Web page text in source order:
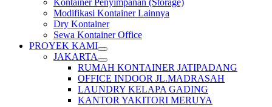
Kontainer Penyimpanan (Storage)
Modifikasi Kontainer Lainnya
Dry Kontainer
Sewa Kontainer Office
PROYEK KAMI
JAKARTA
RUMAH KONTAINER JATIPADANG
OFFICE INDOOR JL.MADRASAH
LAUNDRY KELAPA GADING
KANTOR YAKITORI MERUYA